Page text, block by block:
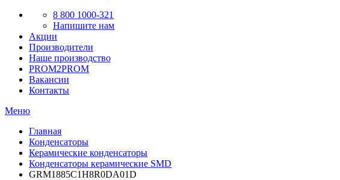
8 800 1000-321
Напишите нам
Акции
Производители
Наше производство
PROM2PROM
Вакансии
Контакты
Меню
Главная
Конденсаторы
Керамические конденсаторы
Конденсаторы керамические SMD
GRM1885C1H8R0DA01D